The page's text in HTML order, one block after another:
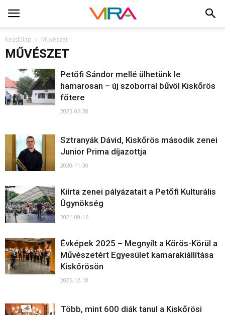
Kezdőlap Művészet
MŰVÉSZET
Petőfi Sándor mellé ülhetünk le
hamarosan – új szoborral bűvöl Kiskőrös
főtere
2023-07-28
Sztranyák Dávid, Kiskőrös második zenei
Junior Prima díjazottja
2020-11-30
Kiírta zenei pályázatait a Petőfi Kulturális
Ügynökség
2021-09-16
Évképek 2025 – Megnyílt a Kőrös-Körül a
Művészetért Egyesület kamarakiállítása
Kiskőrösön
2025-12-18
Több, mint 600 diák tanul a Kiskőrösi